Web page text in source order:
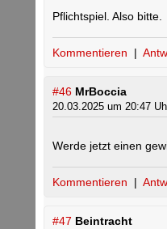
Pflichtspiel. Also bitte.
Kommentieren |
#46 MrBoccia
20.03.2025 um 20:47
Werde jetzt einen
Kommentieren |
#47 Beintracht